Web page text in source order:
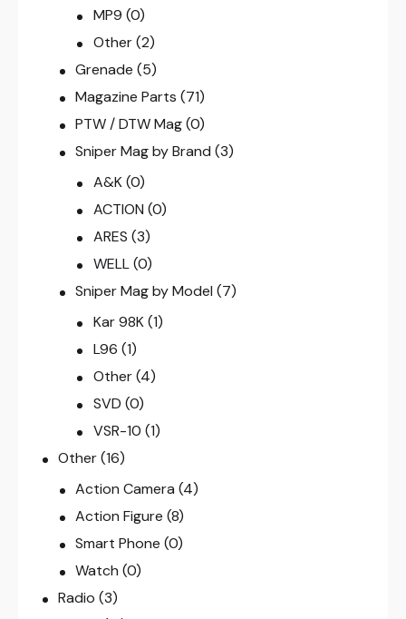
MP9 (0)
Other (2)
Grenade (5)
Magazine Parts (71)
PTW / DTW Mag (0)
Sniper Mag by Brand (3)
A&K (0)
ACTION (0)
ARES (3)
WELL (0)
Sniper Mag by Model (7)
Kar 98K (1)
L96 (1)
Other (4)
SVD (0)
VSR-10 (1)
Other(16)
Action Camera (4)
Action Figure (8)
Smart Phone (0)
Watch (0)
Radio (3)